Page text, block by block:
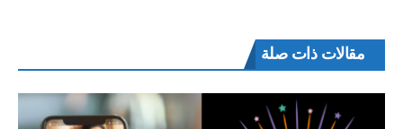
مقالات ذات صلة